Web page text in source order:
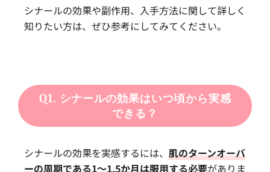
シナールの効果や副作用、入手方法に関して詳しく
知りたい方は、ぜひ参考にしてみてください。
Q1. シナールの効果はいつ頃から実感
できる？
シナールの効果を実感するには、 肌のターンオーバ
ーの周期である1～1.5か月は服用する必要がありま